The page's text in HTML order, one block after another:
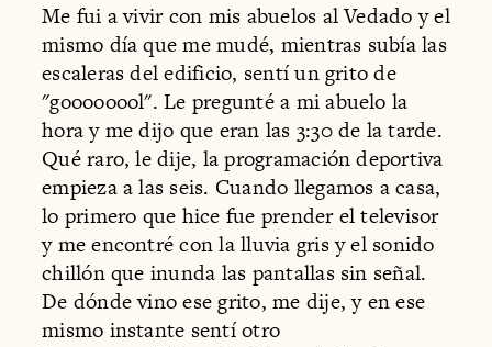
Me fui a vivir con mis abuelos al Vedado y el
mismo día que me mudé, mientras subía las
escaleras del edificio, sentí un grito de
"goooooool". Le pregunté a mi abuelo la
hora y me dijo que eran las 3:30 de la tarde.
Qué raro, le dije, la programación deportiva
empieza a las seis. Cuando llegamos a casa,
lo primero que hice fue prender el televisor
y me encontré con la lluvia gris y el sonido
chillón que inunda las pantallas sin señal.
De dónde vino ese grito, me dije, y en ese
mismo instante sentí otro